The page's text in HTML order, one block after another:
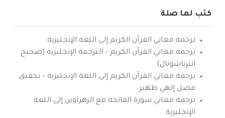
كتب لها صلة
ترجمة معاني القرآن الكريم إلى اللغة الإنجليزية
ترجمة معاني القرآن الكريم – الترجمة الإنجليزية (صحيح
انترناشونال)
ترجمة معاني القرآن الكريم إلى اللغة الإنجليزية – تحقيق
فضل إلهي ظهير
ترجمة معاني سورة الفاتحة مع الزهراوين إلى اللغة
الإنجليزية